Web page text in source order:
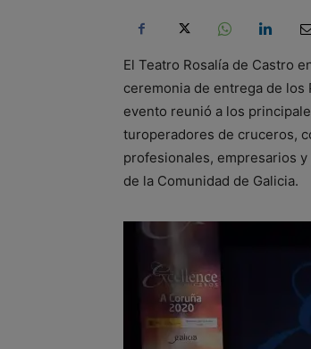
El Teatro Rosalía de Castro
ceremonia de entrega de los
evento reunió a los
turoperadores de cruceros,
profesionales, empresarios
de la Comunidad de Galicia.